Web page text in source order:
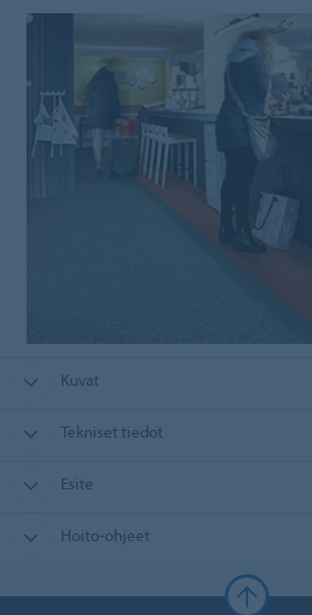
Kuvat
Tekniset tiedot
Esite
Hoito-ohjeet